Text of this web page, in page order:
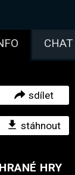
CHAT
sdílet
stáhnout
HRANÉ HRY